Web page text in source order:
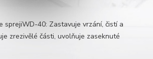
40: Zastavuje vrzání, čistí a
zrezivělé části, uvolňuje zaseknuté